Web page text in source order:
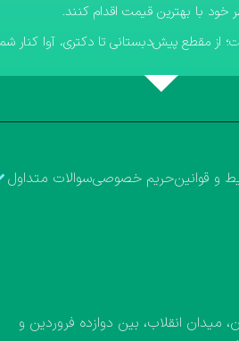
خود با بهترین قیمت اقدام کنند.
از مقطع پیش‌دبستانی تا دکتری، آوا کنار
و قوانینحریم خصوصیسوالات متداول
انقلاب، بین دوازده فروردین و